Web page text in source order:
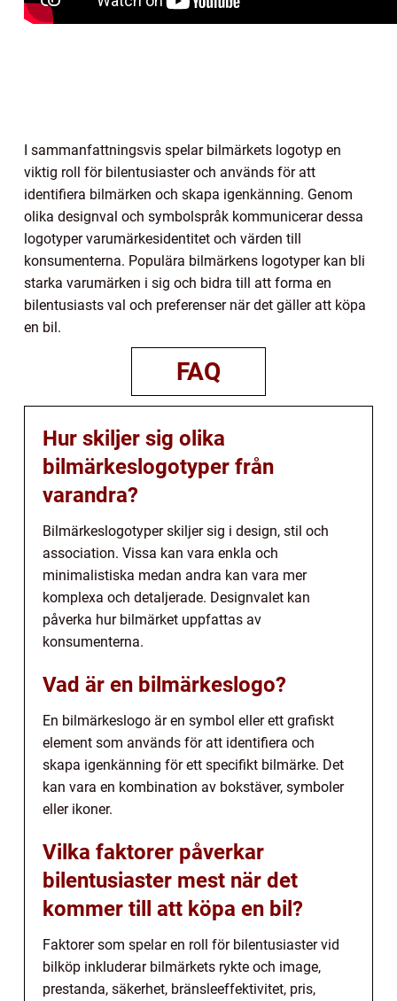
I sammanfattningsvis spelar bilmärkets logotyp en
viktig roll för bilentusiaster och används för att
identifiera bilmärken och skapa igenkänning. Genom
olika designval och symbolspråk kommunicerar dessa
logotyper varumärkesidentitet och värden till
konsumenterna. Populära bilmärkens logotyper kan bli
starka varumärken i sig och bidra till att forma en
bilentusiasts val och preferenser när det gäller att köpa
en bil.
FAQ
Hur skiljer sig olika
bilmärkeslogotyper från
varandra?
Bilmärkeslogotyper skiljer sig i design, stil och
association. Vissa kan vara enkla och
minimalistiska medan andra kan vara mer
komplexa och detaljerade. Designvalet kan
påverka hur bilmärket uppfattas av
konsumenterna.
Vad är en bilmärkeslogo?
En bilmärkeslogo är en symbol eller ett grafiskt
element som används för att identifiera och
skapa igenkänning för ett specifikt bilmärke. Det
kan vara en kombination av bokstäver, symboler
eller ikoner.
Vilka faktorer påverkar
bilentusiaster mest när det
kommer till att köpa en bil?
Faktorer som spelar en roll för bilentusiaster vid
bilköp inkluderar bilmärkets rykte och image,
prestanda, säkerhet, bränsleeffektivitet, pris,